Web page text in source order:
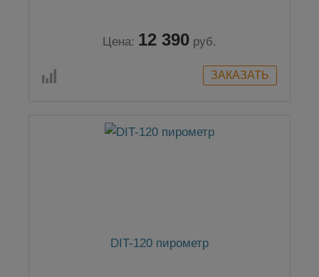
Цена: 12 390 руб.
DIT-120 пирометр